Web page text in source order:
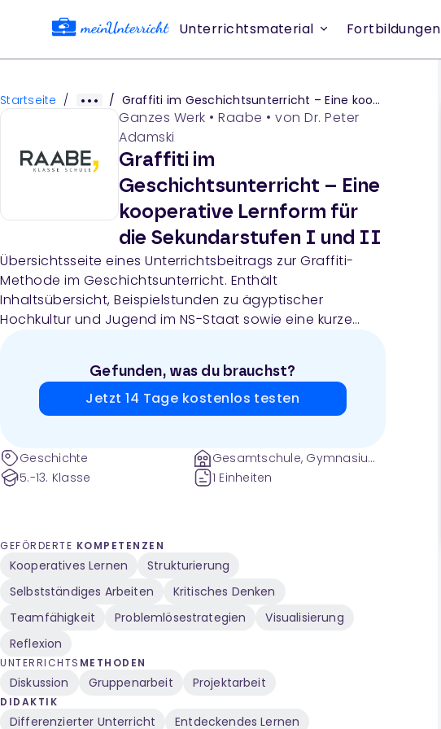
Unterrichtsmaterial Fortbildungen
Startseite / / Graffiti im Geschichtsunterricht – Eine kooperative Lernform für die Sekundarstufen I und II
Ganzes Werk • Raabe • von Dr. Peter
Adamski
Graffiti im
Geschichtsunterricht – Eine
kooperative Lernform für
die Sekundarstufen I und II
Übersichtsseite eines Unterrichtsbeitrags zur Graffiti-
Methode im Geschichtsunterricht. Enthält
Inhaltsübersicht, Beispielstunden zu ägyptischer
Hochkultur und Jugend im NS-Staat sowie eine kurze
Gefunden, was du brauchst?
Jetzt 14 Tage kostenlos testen
Geschichte
5.-13. Klasse
Gesamtschule, Gymnasium
und weitere
1 Einheiten
GEFÖRDERTE KOMPETENZEN
Kooperatives Lernen
Strukturierung
Selbstständiges Arbeiten
Kritisches Denken
Teamfähigkeit
Problemlösestrategien
Visualisierung
Reflexion
UNTERRICHTS METHODEN
Diskussion Gruppenarbeit Projektarbeit
DIDAKTIK
Differenzierter Unterricht Entdeckendes Lernen